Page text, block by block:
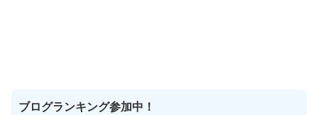
ブログランキング参加中！